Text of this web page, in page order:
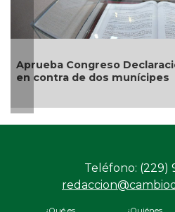
Congreso Declaraciones
de dos munícipes
Teléfono: (229)